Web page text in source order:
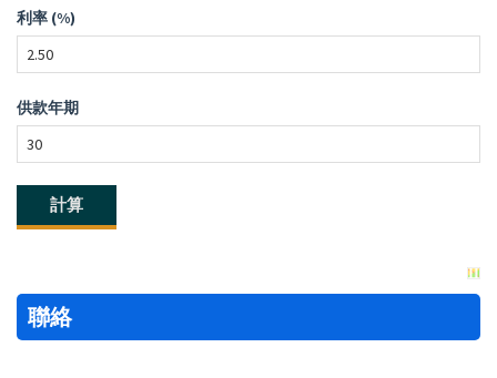
利率 (%)
供款年期
聯絡